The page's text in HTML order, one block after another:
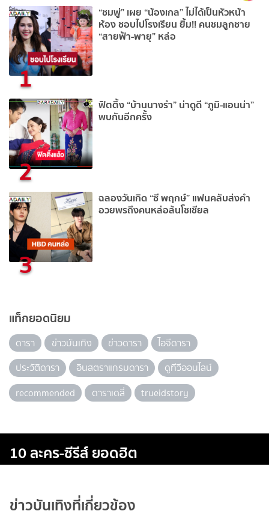
1
“ชมพู่” เผย “น้องเกล” ไม่ได้เป็นหัวหน้า
ห้อง ชอบไปโรงเรียน ยิ้ม!! คนชมลูกชาย
“สายฟ้า-พายุ” หล่อ
2
ฟิตติ้ง “บ้านนางรำ” น่าดูดี “ภูมิ-แอนน่า”
พบกันอีกครั้ง
3
ฉลองวันเกิด “ซี พฤกษ์” แฟนคลับส่งคำ
อวยพรถึงคนหล่อล้นโซเชียล
แท็กยอดนิยม
ดารา ข่าวบันเทิง ข่าวดารา
ไอจีดารา
ประวัติดารา
อินสตราแกรมดารา
ดูทีวีออนไลน์
recommended
ดาราเดลี่ trueidstory
10 ละคร-ซีรีส์ ยอดฮิต
ข่าวบันเทิงที่เกี่ยวข้อง